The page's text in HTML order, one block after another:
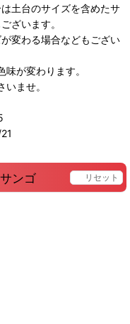
土台のサイズを含めたサ
ざいます。
変わる場合などもござい
が変わります。
ませ。
ンゴ リセット